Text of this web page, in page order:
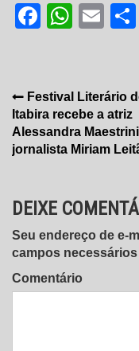
Facebook
Navegação
de
Post
Festival Literário
Itabira recebe a atriz
Alessandra
jornalista Miriam
DEIXE
Seu endereço de e-
campos
Comentário